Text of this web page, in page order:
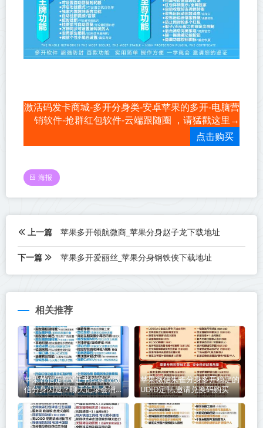
激活码发卡商城-多开分身类-安卓苹果的多开-电脑营
销软件-抢群红包软件-云端跟随圈 ，请猛戳这里→
点击购买
海报
上一篇 苹果多开领航微商_苹果分身赵子龙下载地址
下一篇 苹果多开爱丽丝_苹果分身钢铁侠下载地址
相关推荐
苹果韩信定制V证书掉签致微
信分身闪退？聊天记录会消失
吗？手把手教你避坑指南
苹果微信朱雀分身多开稳定的
UDID定制,邀请兑换码购买